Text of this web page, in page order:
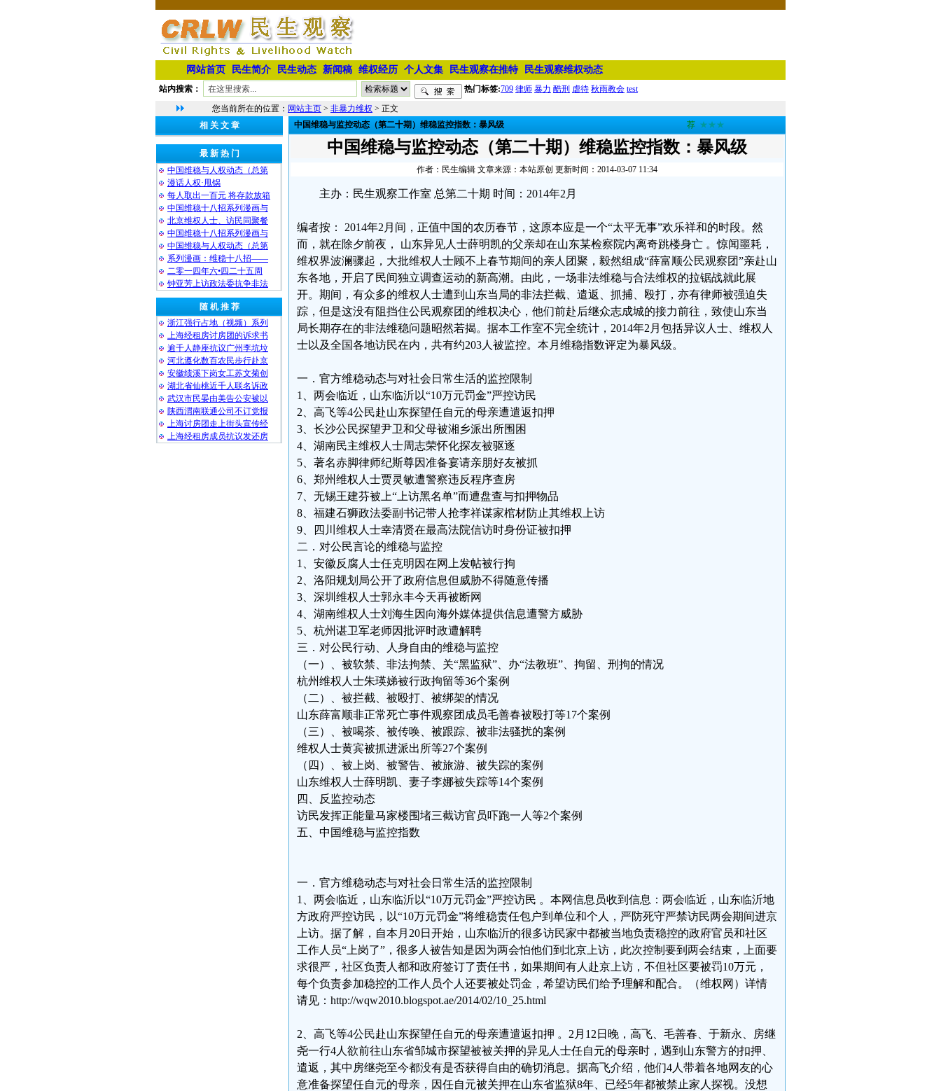
网站首页 民生简介 民生动态 新闻稿 维权经历 个人文集 民生观察在推特 民生观察维权动态
站内搜索： 热门标签:709 律师 暴力 酷刑 虐待 秋雨教会 test
您当前所在的位置： 网站主页 > 非暴力维权 > 正文
相 关 文 章
最 新 热 门
中国维稳与人权动态（总第
漫话人权·甩锅
每人取出一百元 将存款放箱
中国维稳十八招系列漫画与
北京维权人士、访民同聚餐
中国维稳十八招系列漫画与
中国维稳与人权动态（总第
系列漫画：维稳十八招——
二零一四年六•四二十五周
钟亚芳上访政法委抗争非法
随 机 推 荐
浙江强行占地（视频）系列
上海经租房讨房团的诉求书
逾千人静座抗议广州李坑垃
河北遵化数百农民步行赴京
安徽绩溪下岗女工苏文菊创
湖北省仙桃近千人联名诉政
武汉市民晏由美告公安被以
陕西渭南联通公司不订党报
上海讨房团走上街头宣传经
上海经租房成员抗议发还房
中国维稳与监控动态（第二十期）维稳监控指数：暴风级 荐 ★★★
中国维稳与监控动态（第二十期）维稳监控指数：暴风级
作者：民生编辑 文章来源：本站原创 更新时间：2014-03-07 11:34
主办：民生观察工作室 总第二十期 时间：2014年2月
编者按： 2014年2月间，正值中国的农历春节，这原本应是一个“太平无事”欢乐祥和的时段。然
而，就在除夕前夜， 山东异见人士薛明凯的父亲却在山东某检察院内离奇跳楼身亡 。惊闻噩耗，
维权界波澜骤起，大批维权人士顾不上春节期间的亲人团聚，毅然组成“薛富顺公民观察团”亲赴山
东各地，开启了民间独立调查运动的新高潮。由此，一场非法维稳与合法维权的拉锯战就此展
开。期间，有众多的维权人士遭到山东当局的非法拦截、遣返、抓捕、殴打，亦有律师被强迫失
踪，但是这没有阻挡住公民观察团的维权决心，他们前赴后继众志成城的接力前往，致使山东当
局长期存在的非法维稳问题昭然若揭。据本工作室不完全统计，2014年2月包括异议人士、维权人
士以及全国各地访民在内，共有约203人被监控。本月维稳指数评定为暴风级。
一．官方维稳动态与对社会日常生活的监控限制
1、两会临近，山东临沂以“10万元罚金”严控访民
2、高飞等4公民赴山东探望任自元的母亲遭遣返扣押
3、长沙公民探望尹卫和父母被湘乡派出所围困
4、湖南民主维权人士周志荣怀化探友被驱逐
5、著名赤脚律师纪斯尊因准备宴请亲朋好友被抓
6、郑州维权人士贾灵敏遭警察违反程序查房
7、无锡王建芬被上“上访黑名单”而遭盘查与扣押物品
8、福建石狮政法委副书记带人抢李祥谋家棺材防止其维权上访
9、四川维权人士幸清贤在最高法院信访时身份证被扣押
二．对公民言论的维稳与监控
1、安徽反腐人士任克明因在网上发帖被行拘
2、洛阳规划局公开了政府信息但威胁不得随意传播
3、深圳维权人士郭永丰今天再被断网
4、湖南维权人士刘海生因向海外媒体提供信息遭警方威胁
5、杭州谌卫军老师因批评时政遭解聘
三．对公民行动、人身自由的维稳与监控
（一）、被软禁、非法拘禁、关“黑监狱”、办“法教班”、拘留、刑拘的情况
杭州维权人士朱瑛娣被行政拘留等36个案例
（二）、被拦截、被殴打、被绑架的情况
山东薛富顺非正常死亡事件观察团成员毛善春被殴打等17个案例
（三）、被喝茶、被传唤、被跟踪、被非法骚扰的案例
维权人士黄宾被抓进派出所等27个案例
（四）、被上岗、被警告、被旅游、被失踪的案例
山东维权人士薛明凯、妻子李娜被失踪等14个案例
四、反监控动态
访民发挥正能量马家楼围堵三截访官员吓跑一人等2个案例
五、中国维稳与监控指数
一．官方维稳动态与对社会日常生活的监控限制
1、两会临近，山东临沂以“10万元罚金”严控访民 。本网信息员收到信息：两会临近，山东临沂地
方政府严控访民，以“10万元罚金”将维稳责任包户到单位和个人，严防死守严禁访民两会期间进京
上访。据了解，自本月20日开始，山东临沂的很多访民家中都被当地负责稳控的政府官员和社区
工作人员“上岗了”，很多人被告知是因为两会怕他们到北京上访，此次控制要到两会结束，上面要
求很严，社区负责人都和政府签订了责任书，如果期间有人赴京上访，不但社区要被罚10万元，
每个负责参加稳控的工作人员个人还要被处罚金，希望访民们给予理解和配合。（维权网）详情
请见：http://wqw2010.blogspot.ae/2014/02/10_25.html
2、高飞等4公民赴山东探望任自元的母亲遭遣返扣押 。2月12日晚，高飞、毛善春、于新永、房继
尧一行4人欲前往山东省邹城市探望被被关押的异见人士任自元的母亲时，遇到山东警方的扣押、
遣返，其中房继尧至今都没有是否获得自由的确切消息。据高飞介绍，他们4人带着各地网友的心
意准备探望任自元的母亲，因任自元被关押在山东省监狱8年、已经5年都被禁止家人探视。没想